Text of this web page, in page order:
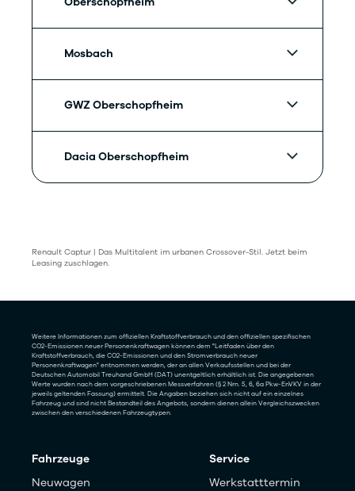
Mosbach
GWZ Oberschopfheim
Dacia Oberschopfheim
Renault Captur | Das Multitalent im urbanen Crossover-Stil. Jetzt beim
Leasing zuschlagen.
Weitere Informationen zum offiziellen Kraftstoffverbrauch und den offiziellen spezifischen
CO2-Emissionen neuer Personenkraftwagen können dem "Leitfaden über den
Kraftstoffverbrauch, die CO2-Emissionen und den Stromverbrauch neuer
Personenkraftwagen" entnommen werden, der an allen Verkaufsstellen und bei der
Deutschen Automobil Treuhand GmbH (DAT) unentgeltlich erhältlich ist. Die angegebenen
Werte wurden nach dem vorgeschriebenen Messverfahren (§ 2 Nrn. 5, 6, 6a Pkw-EnVKV in der
jeweils geltenden Fassung) ermittelt. Die Angaben beziehen sich nicht auf ein einzelnes
Fahrzeug und sind nicht Bestandteil des Angebots, sondern dienen allein Vergleichszwecken
zwischen den verschiedenen Fahrzeugtypen.
Fahrzeuge
Neuwagen
Service
Werkstatttermin